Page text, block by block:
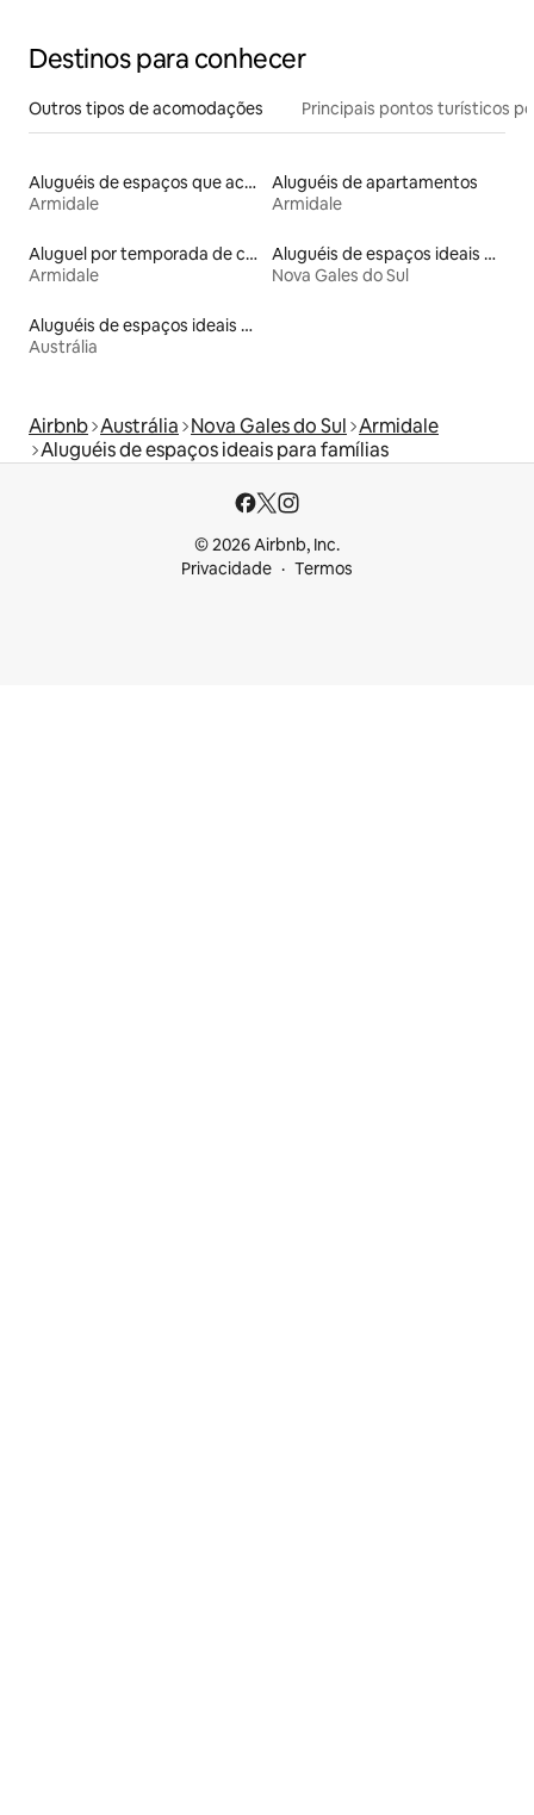
Destinos para conhecer
Outros tipos de acomodações Principais pontos turísticos
Aluguéis de espaços que aceitam animais de estimação
Armidale
Aluguéis de apartamentos
Armidale
Aluguel por temporada de casas de hóspedes
Armidale
Aluguéis de espaços ideais para famílias
Nova Gales do Sul
Aluguéis de espaços ideais para famílias
Austrália
Airbnb Austrália Nova Gales do Sul Armidale
Aluguéis de espaços ideais para famílias
© 2026 Airbnb, Inc.
Privacidade
Termos